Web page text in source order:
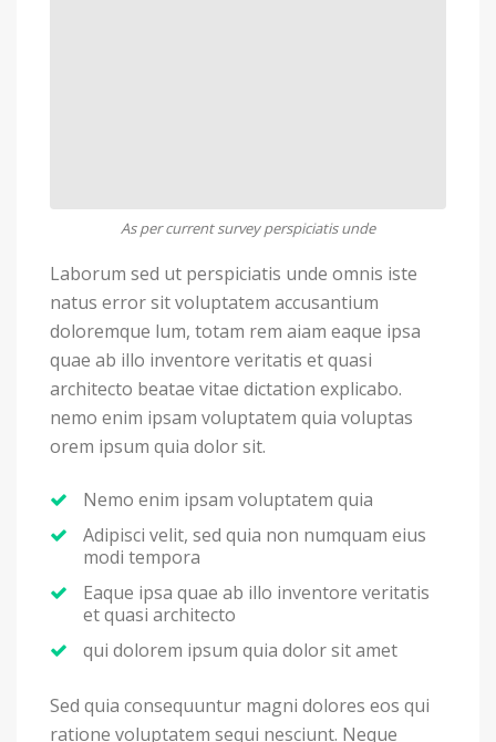
As per current survey perspiciatis unde
Laborum sed ut perspiciatis unde omnis iste
natus error sit voluptatem accusantium
doloremque lum, totam rem aiam eaque ipsa
quae ab illo inventore veritatis et quasi
architecto beatae vitae dictation explicabo.
nemo enim ipsam voluptatem quia voluptas
orem ipsum quia dolor sit.
Nemo enim ipsam voluptatem quia
Adipisci velit, sed quia non numquam eius
modi tempora
Eaque ipsa quae ab illo inventore veritatis
et quasi architecto
qui dolorem ipsum quia dolor sit amet
Sed quia consequuntur magni dolores eos qui
ratione voluptatem sequi nesciunt. Neque